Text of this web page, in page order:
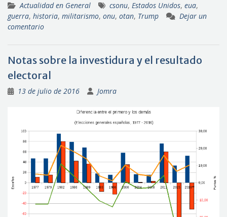
Actualidad en General csonu, Estados Unidos, eua,
guerra, historia, militarismo, onu, otan, Trump
Dejar un
comentario
Notas sobre la investidura y el resultado
electoral
13 de julio de 2016 Jomra